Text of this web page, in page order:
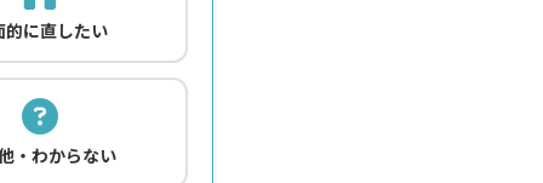
的に直したい
・わからない